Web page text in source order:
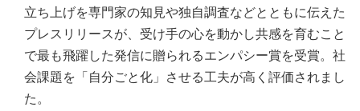
立ち上げを専門家の知見や独自調査などとともに伝えた
プレスリリースが、受け手の心を動かし共感を育むこと
で最も飛躍した発信に贈られるエンパシー賞を受賞。社
会課題を「自分ごと化」させる工夫が高く評価されまし
た。